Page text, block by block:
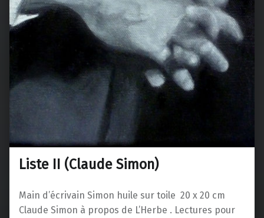
Liste II (Claude Simon)
Main d’écrivain Simon huile sur toile 20 x 20 cm
Claude Simon à propos de L’Herbe . Lectures pour